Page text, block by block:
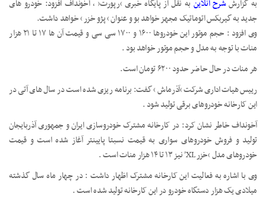
به گزارششرح آنلاین به نقل از پایگاه خبری ‘رپورت’ ، آخونداف افزود: خودرو های
جدید به گیربکس اتوماتیک مجهز خواهد بو و عنوان ‘ پژو خزر ‘ خواهد داشت.
وی افزود : حجم موتور این خودروها ۱۶۰۰ و ۱۷۰۰ سی سی و قیمت آن ها ۱۷ تا ۲۱ هزار
منات با توجه به مدل و حجم موتور خواهد بود .
هر منات در حال حاضر حدود ۶۲۰۰ تومان است.
رییس هیات اداری شرکت ‘آذرماش ‘ گفت: برنامه ریزی شده است در سال های آتی در
این کارخانه خودروهای برقی تولید شود .
آخونداف خاطر نشان کرد: در کارخانه مشترک خودروسازی ایران و جمهوری آذربایجان
تولید و فروش خودروهای سواری به قیمت نسبتا پایینتر آغاز شده است و قیمت
خودروهای مدل ‘خزر XL’ نیز ۱۳ تا ۱۴ هزار منات است .
وی با اشاره به فعالیت این کارخانه مشترک اظهار داشت : در چهار ماه سال گذشته
میلادی یک هزار دستگاه خودرو در این کارخانه تولید شده است .